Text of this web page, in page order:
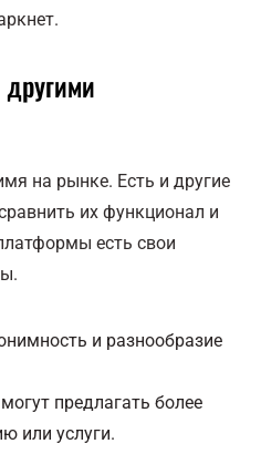
на рынке. Есть и другие
их функционал и
есть свои
и разнообразие
предлагать более
или услуги.